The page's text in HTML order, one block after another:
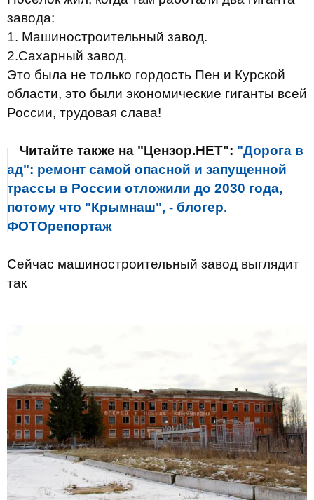
завода:
1. Машиностроительный завод.
2.Сахарный завод.
Это была не только гордость Пен и Курской
области, это были экономические гиганты всей
России, трудовая слава!
Читайте также на "Цензор.НЕТ": "Дорога в
ад": ремонт самой опасной и запущенной
трассы в России отложили до 2030 года,
потому что "Крымнаш", - блогер.
ФОТОрепортаж
Сейчас машиностроительный завод выглядит
так